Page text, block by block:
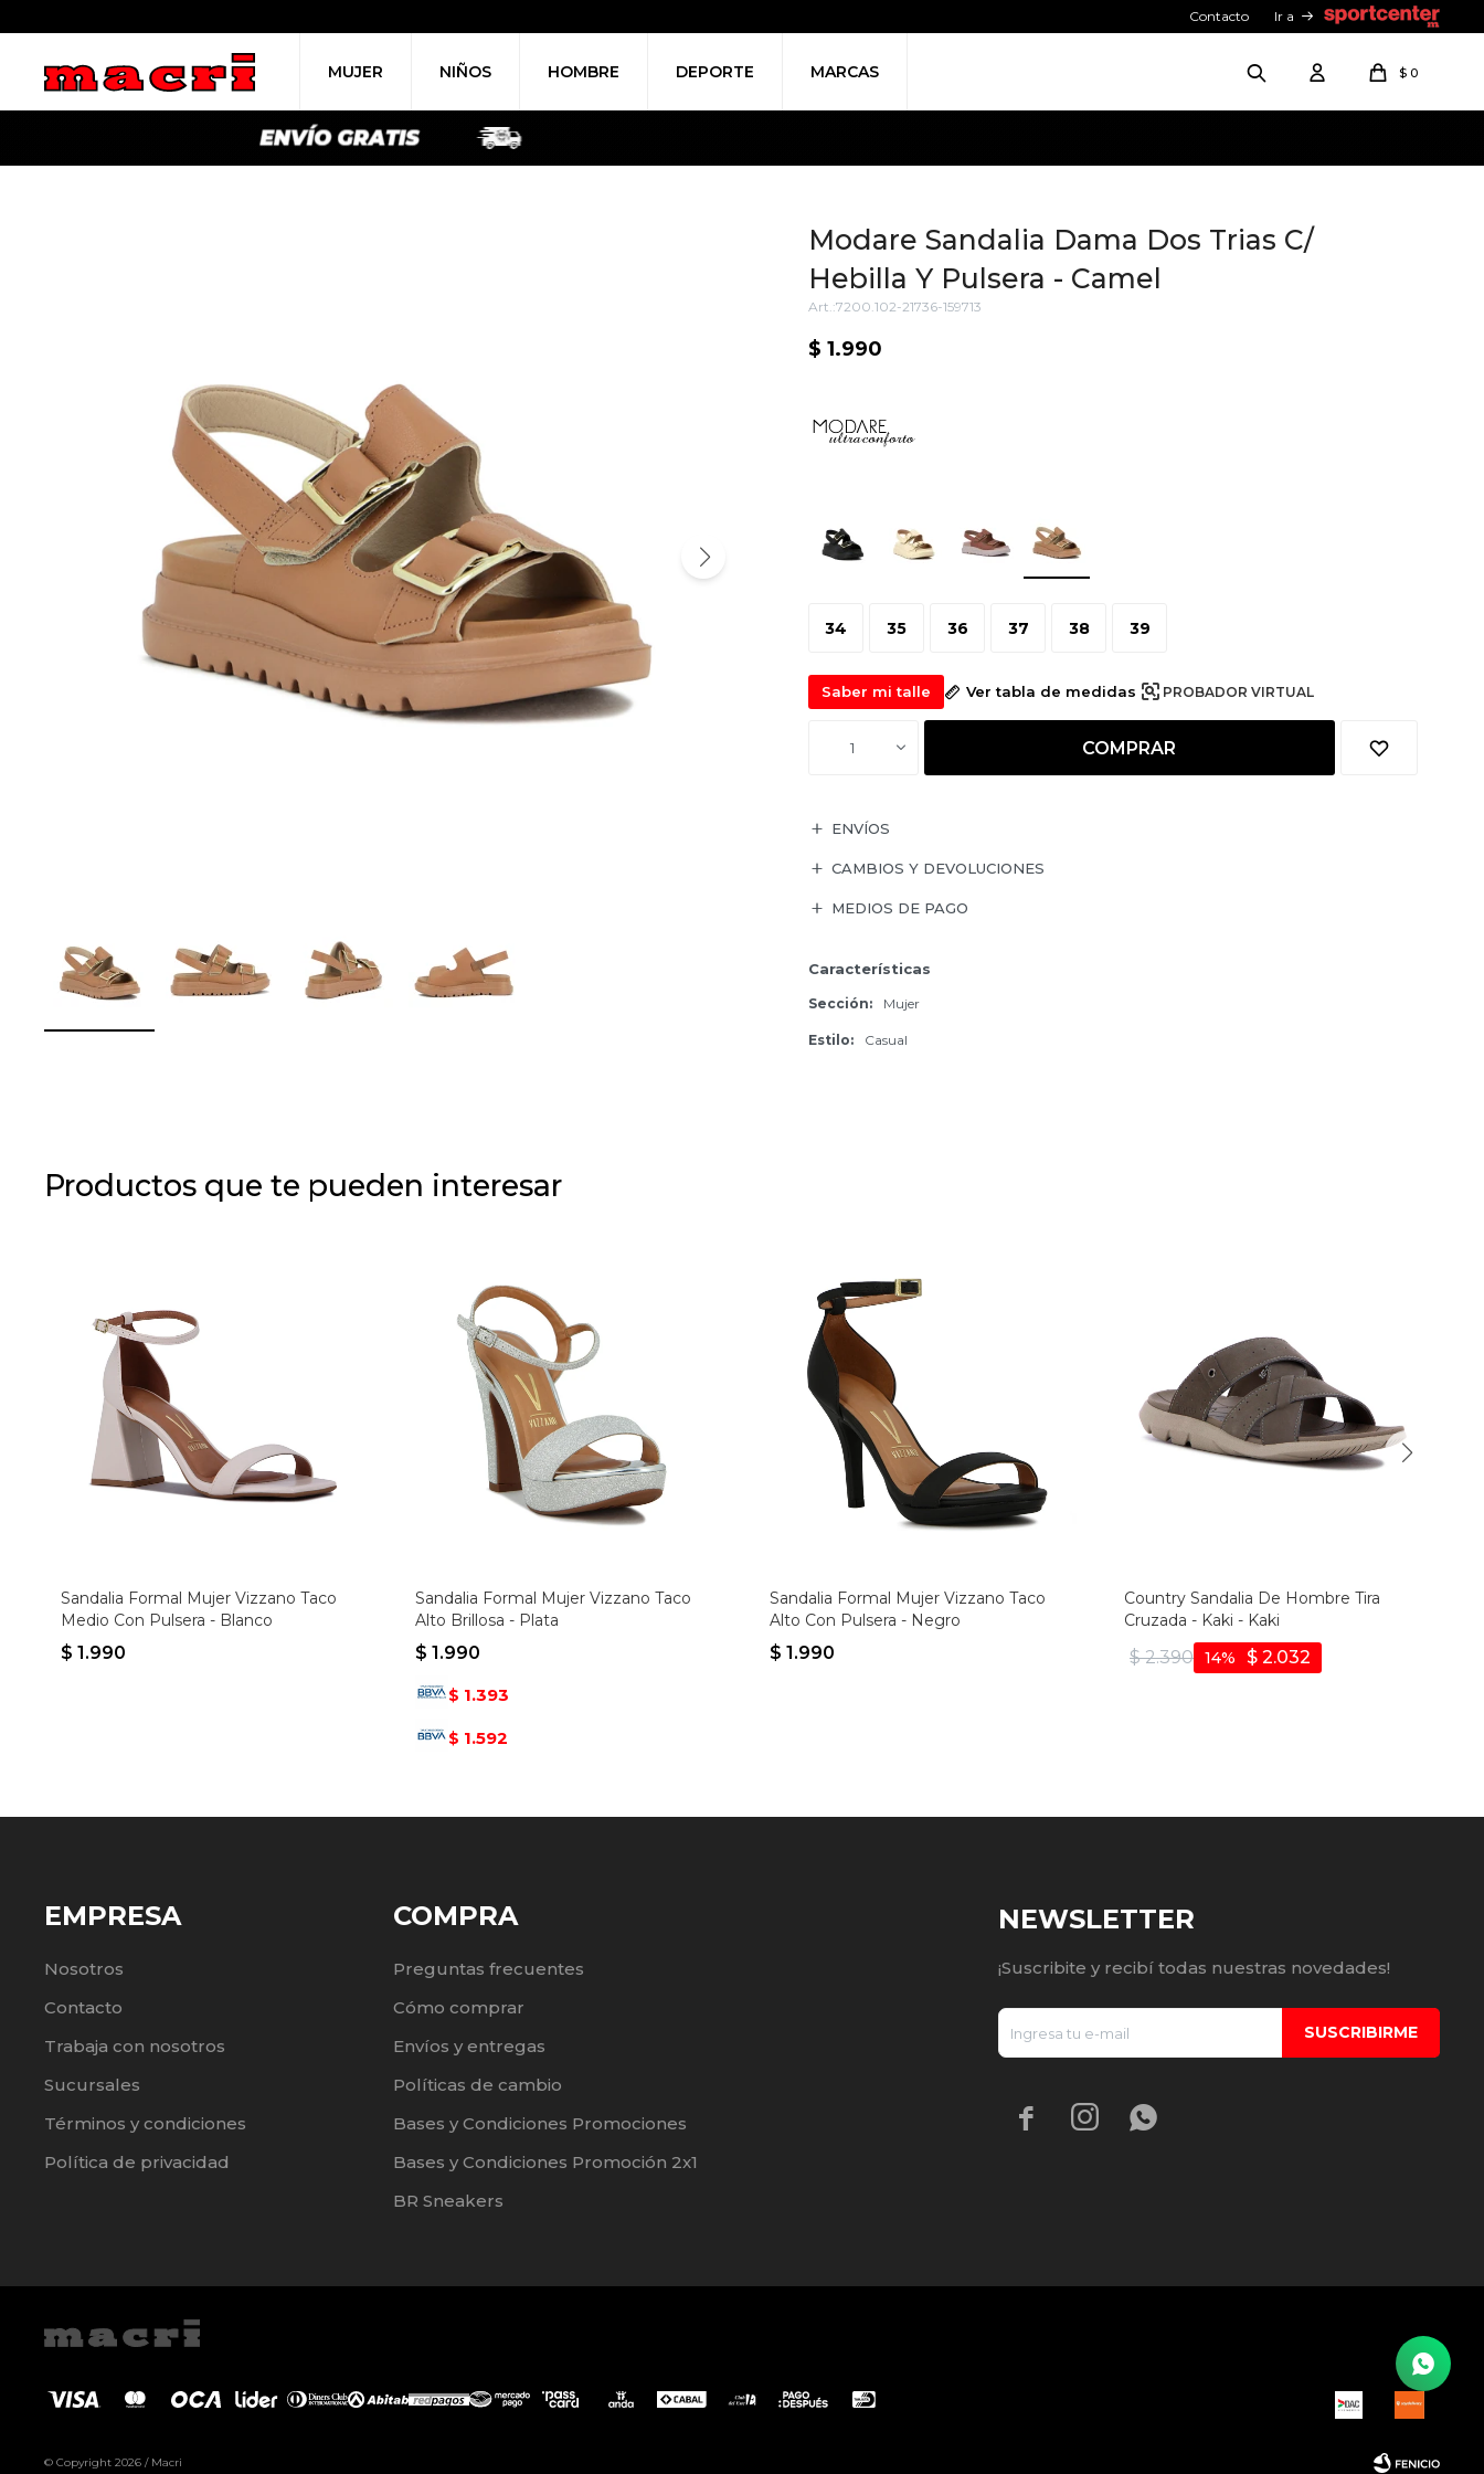
MUJER NIÑOS HOMBRE DEPORTE MARCAS $ 0
Contacto Ir a
Modare Sandalia Dama Dos Trias C/
Hebilla Y Pulsera - Camel
7200.102-21736-159713
$ 1.990
34 35 36 37 38 39
Saber mi talle Ver tabla de medidas PROBADOR VIRTUAL
1 COMPRAR
ENVÍOS
CAMBIOS Y DEVOLUCIONES
MEDIOS DE PAGO
Características
Sección Mujer
Estilo Casual
Productos que te pueden interesar
Sandalia Formal Mujer Vizzano Taco
Medio Con Pulsera - Blanco
$ 1.990
Sandalia Formal Mujer Vizzano Taco
Alto Brillosa - Plata
$ 1.990
$ 1.393
$ 1.592
Sandalia Formal Mujer Vizzano Taco
Alto Con Pulsera - Negro
$ 1.990
Country Sandalia De Hombre Tira
Cruzada - Kaki - Kaki
$ 2.390 $ 2.032
14
EMPRESA
Nosotros
Contacto
Trabaja con nosotros
Sucursales
Términos y condiciones
Política de privacidad
COMPRA
Preguntas frecuentes
Cómo comprar
Envíos y entregas
Políticas de cambio
Bases y Condiciones Promociones
Bases y Condiciones Promoción 2x1
BR Sneakers
NEWSLETTER
¡Suscribite y recibí todas nuestras novedades!
SUSCRIBIRME
  
© Copyright 2026 / Macri